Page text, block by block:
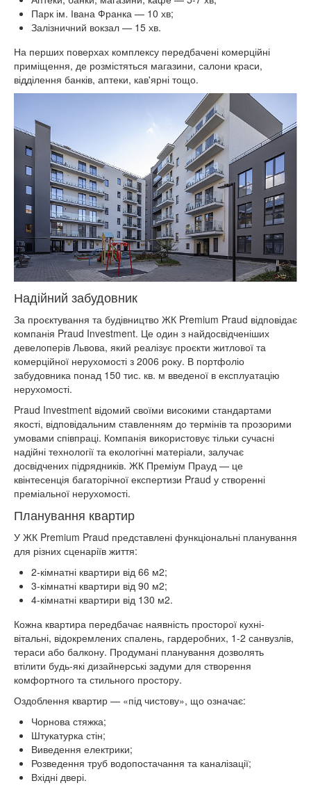
Парк ім. Івана Франка — 10 хв;
Залізничний вокзал — 15 хв.
На перших поверхах комплексу передбачені комерційні
приміщення, де розмістяться магазини, салони краси,
відділення банків, аптеки, кав'ярні тощо.
Надійний забудовник
За проєктування та будівництво ЖК Premium Praud відповідає
компанія Praud Investment. Це один з найдосвідченіших
девелоперів Львова, який реалізує проєкти житлової та
комерційної нерухомості з 2006 року. В портфоліо
забудовника понад 150 тис. кв. м введеної в експлуатацію
нерухомості.
Praud Investment відомий своїми високими стандартами
якості, відповідальним ставленням до термінів та прозорими
умовами співпраці. Компанія використовує тільки сучасні
надійні технології та екологічні матеріали, залучає
досвідчених підрядників. ЖК Преміум Прауд — це
квінтесенція багаторічної експертизи Praud у створенні
преміальної нерухомості.
Планування квартир
У ЖК Premium Praud представлені функціональні планування
для різних сценаріїв життя:
2-кімнатні квартири від 66 м2;
3-кімнатні квартири від 90 м2;
4-кімнатні квартири від 130 м2.
Кожна квартира передбачає наявність просторої кухні-
вітальні, відокремлених спалень, гардеробних, 1-2 санвузлів,
тераси або балкону. Продумані планування дозволять
втілити будь-які дизайнерські задуми для створення
комфортного та стильного простору.
Оздоблення квартир — «під чистову», що означає:
Чорнова стяжка;
Штукатурка стін;
Виведення електрики;
Розведення труб водопостачання та каналізації;
Вхідні двері.